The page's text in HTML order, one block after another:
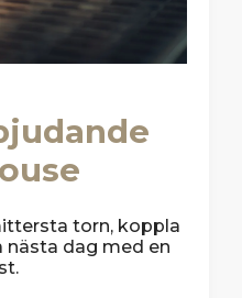
torn, koppla
nästa dag med en